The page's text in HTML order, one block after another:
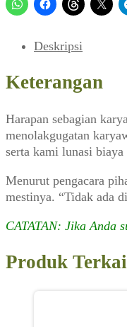
Pustaka
III,
28
1994)
Deskripsi
Keterangan
Harapan sebagian
menolakgugatan
serta kami lunasi
Menurut pengacara
mestinya. “Tidak ada
CATATAN: Jika Anda
Produk